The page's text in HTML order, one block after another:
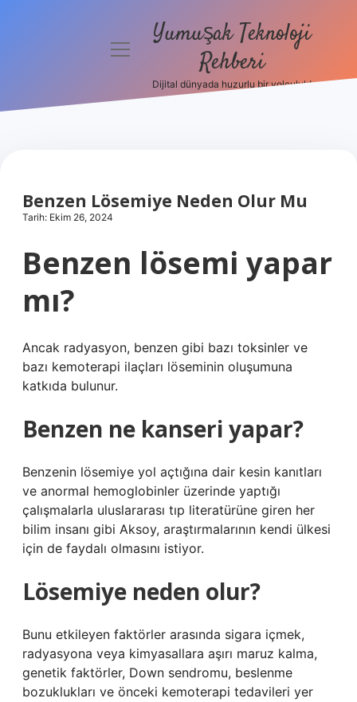
menüyüYumuşak Teknoloji
Rehberi
Dijital dünyada huzurlu bir yolculuk!
Benzen Lösemiye Neden Olur Mu
Tarih: Ekim 26, 2024
Benzen lösemi yapar
mı?
Ancak radyasyon, benzen gibi bazı toksinler ve
bazı kemoterapi ilaçları löseminin oluşumuna
katkıda bulunur.
Benzen ne kanseri yapar?
Benzenin lösemiye yol açtığına dair kesin kanıtları
ve anormal hemoglobinler üzerinde yaptığı
çalışmalarla uluslararası tıp literatürüne giren her
bilim insanı gibi Aksoy, araştırmalarının kendi ülkesi
için de faydalı olmasını istiyor.
Lösemiye neden olur?
Bunu etkileyen faktörler arasında sigara içmek,
radyasyona veya kimyasallara aşırı maruz kalma,
genetik faktörler, Down sendromu, beslenme
bozuklukları ve önceki kemoterapi tedavileri yer